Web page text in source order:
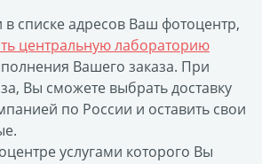
списке адресов Ваш фотоцентр,
центральную лабораторию
Вашего заказа. При
Вы сможете выбрать доставку
по России и оставить свои
услугами которого Вы